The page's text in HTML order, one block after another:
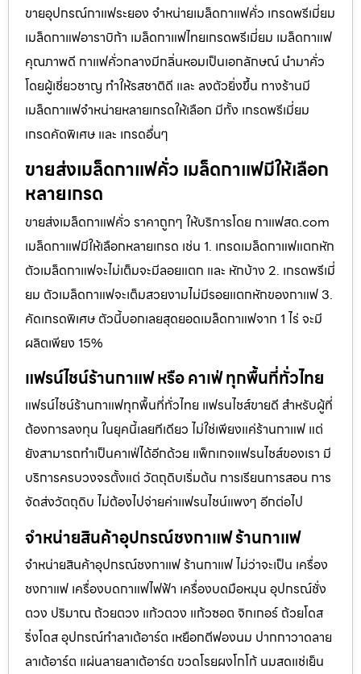
ขายอุปกรณ์กาแฟระยอง จำหน่ายเมล็ดกาแฟคั่ว เกรดพรีเมี่ยม
เมล็ดกาแฟอาราบิก้า เมล็ดกาแฟไทยเกรดพรีเมี่ยม เมล็ดกาแฟ
คุณภาพดี กาแฟคั่วกลางมีกลิ่นหอมเป็นเอกลักษณ์ นำมาคั่ว
โดยผู้เชี่ยวชาญ ทำให้รสชาติดี และ ลงตัวยิ่งขึ้น ทางร้านมี
เมล็ดกาแฟจำหน่ายหลายเกรดให้เลือก มีทั้ง เกรดพรีเมี่ยม
เกรดคัดพิเศษ และ เกรดอื่นๆ
ขายส่งเมล็ดกาแฟคั่ว เมล็ดกาแฟมีให้เลือก
หลายเกรด
ขายส่งเมล็ดกาแฟคั่ว ราคาถูกๆ ให้บริการโดย กาแฟสด.com
เมล็ดกาแฟมีให้เลือกหลายเกรด เช่น 1. เกรดเมล็ดกาแฟแตกหัก
ตัวเมล็ดกาแฟจะไม่เต็มจะมีลอยแตก และ หักบ้าง 2. เกรดพรีเมี่
ยม ตัวเมล็ดกาแฟจะเต็มสวยงามไม่มีรอยแตกหักของกาแฟ 3.
คัดเกรดพิเศษ ตัวนี้บอกเลยสุดยอดเมล็ดกาแฟจาก 1 ไร่ จะมี
ผลิตเพียง 15%
แฟรน์ไชน์ร้านกาแฟ หรือ คาเฟ่ ทุกพื้นที่ทั่วไทย
แฟรน์ไชน์ร้านกาแฟทุกพื้นที่ทั่วไทย แฟรนไชส์ขายดี สำหรับผู้ที่
ต้องการลงทุน ในยุคนี้เลยทีเดียว ไม่ใช่เพียงแค่ร้านกาแฟ แต่
ยังสามารถทำเป็นคาเฟ่ได้อีกด้วย แพ็กเกจแฟรนไชส์ของเรา มี
บริการครบวงจรตั้งแต่ วัตถุดิบเริ่มต้น การเรียนการสอน การ
จัดส่งวัตถุดิบ ไม่ต้องไปจ่ายค่าเเฟรนไชน์แพงๆ อีกต่อไป
จำหน่ายสินค้าอุปกรณ์ชงกาแฟ ร้านกาแฟ
จำหน่ายสินค้าอุปกรณ์ชงกาแฟ ร้านกาแฟ ไม่ว่าจะเป็น เครื่อง
ชงกาแฟ เครื่องบดกาแฟไฟฟ้า เครื่องบดมือหมุน อุปกรณ์ชั่ง
ตวง ปริมาณ ถ้วยตวง แก้วตวง แก้วซอต จิกเกอร์ ถ้วยโดส
ริ่งโดส อุปกรณ์ทำลาเต้อาร์ต เหยือกตีฟองนม ปากกาวาดลาย
ลาเต้อาร์ต แผ่นลายลาเต้อาร์ต ขวดโรยผงโกโก้ นมสดแช่เย็น